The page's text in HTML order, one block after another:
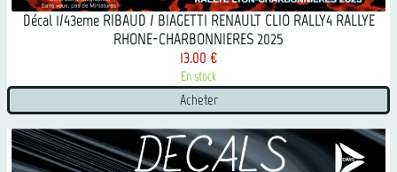
Décal 1/43eme RIBAUD / BIAGETTI RENAULT CLIO RALLY4 RALLYE
RHONE-CHARBONNIERES 2025
13.00 €
En stock
Acheter